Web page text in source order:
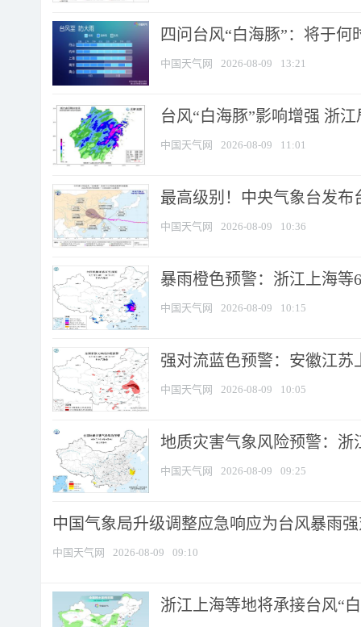
四问台风“白海豚”：将于
中国天气网 2026-08-09 13:21
台风“白海豚”影响增强 浙
中国天气网 2026-08-09 11:01
最高级别！中央气象台发布
中国天气网 2026-08-09 10:36
暴雨橙色预警：浙江上海等
中国天气网 2026-08-09 10:15
强对流蓝色预警：安徽江苏
中国天气网 2026-08-09 10:05
地质灾害气象风险预警：浙
中国天气网 2026-08-09 09:25
中国气象局升级调整应急响应为台风暴雨
中国天气网 2026-08-09 09:10
浙江上海等地将承接台风“